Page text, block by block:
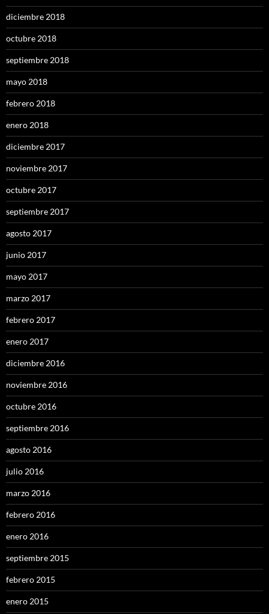
diciembre 2018
octubre 2018
septiembre 2018
mayo 2018
febrero 2018
enero 2018
diciembre 2017
noviembre 2017
octubre 2017
septiembre 2017
agosto 2017
junio 2017
mayo 2017
marzo 2017
febrero 2017
enero 2017
diciembre 2016
noviembre 2016
octubre 2016
septiembre 2016
agosto 2016
julio 2016
marzo 2016
febrero 2016
enero 2016
septiembre 2015
febrero 2015
enero 2015